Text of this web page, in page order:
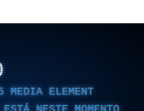
MEDIA ELEMENT